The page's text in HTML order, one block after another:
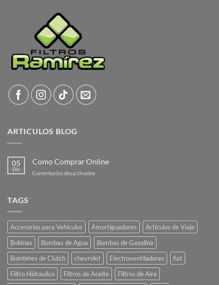
ARTICULOS BLOG
05
Dic
Como Comprar Online
Comentarios desactivados
TAGS
Accesorios para Vehículos Amortiguadores
Artículos de Viaje
Bobinas
Bombas de Agua
Bombas de Gasolina
Bombines de Clutch
chevrolet Electroventiladores
fiat
Filtro Hidraulico
Filtros de Aceite
Filtros de Aire